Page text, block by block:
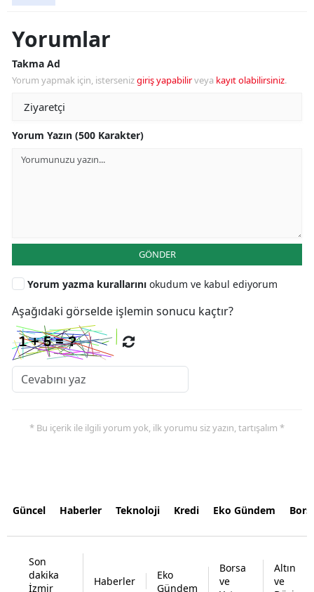
Yorumlar
Takma Ad
Yorum yapmak için, istersenizgiriş yapabilirveya kayıt olabilirsiniz.
Yorum Yazın (500 Karakter)
GÖNDER
Yorum yazma kurallarını okudum ve kabul ediyorum
Aşağıdaki görselde işlemin sonucu kaçtır?
* Bu içerik ile ilgili yorum yok, ilk yorumu siz yazın, tartışalım *
Güncel Haberler Teknoloji Kredi Eko Gündem
Son
dakika
İzmir
Haberler
Eko
Gündem
Borsa
ve
Altın
ve